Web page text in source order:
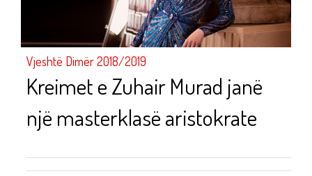
Vjeshtë Dimër 2018/2019
Kreimet e Zuhair Murad janë
një masterklasë aristokrate